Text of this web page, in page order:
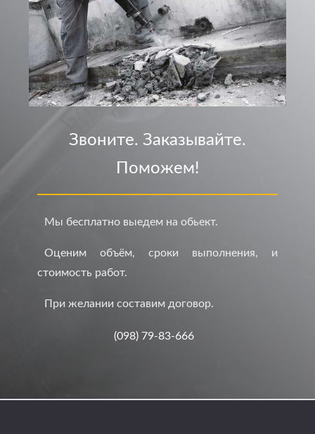
Звоните. Заказывайте.
Поможем!
Мы бесплатно выедем на обьект.
Оценим объём, сроки выполнения, и
стоимость работ.
При желании составим договор.
(098) 79-83-666